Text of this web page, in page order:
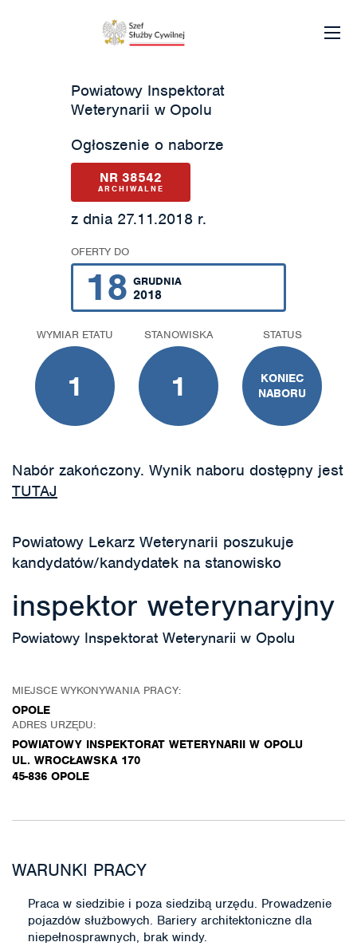
Powiatowy Inspektorat
Weterynarii w Opolu
Ogłoszenie o naborze
NR 38542
ARCHIWALNE
z dnia 27.11.2018 r.
OFERTY DO
18 GRUDNIA
2018
WYMIAR ETATU
1
STANOWISKA
1
STATUS
KONIEC
NABORU
Nabór zakończony. Wynik naboru dostępny jest
TUTAJ
Powiatowy Lekarz Weterynarii poszukuje
kandydatów/kandydatek na stanowisko
inspektor weterynaryjny
Powiatowy Inspektorat Weterynarii w Opolu
MIEJSCE WYKONYWANIA PRACY:
OPOLE
ADRES URZĘDU:
POWIATOWY INSPEKTORAT WETERYNARII W OPOLU
UL. WROCŁAWSKA 170
45-836 OPOLE
WARUNKI PRACY
Praca w siedzibie i poza siedzibą urzędu. Prowadzenie
pojazdów służbowych. Bariery architektoniczne dla
niepełnosprawnych, brak windy.